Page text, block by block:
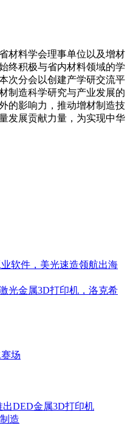
材料学会理事单位以及增材
终积极与省内材料领域的学
次分会以创建产学研交流平
制造科学研究与产业发展的
的影响力，推动增材制造技
发展贡献力量，为实现中华
软件，美光速造领航出海
光金属3D打印机，洛克希